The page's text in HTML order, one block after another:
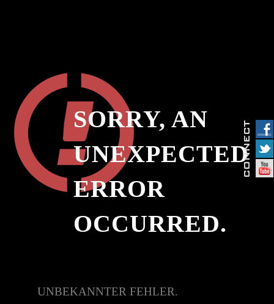
SORRY, AN
UNEXPECTED
ERROR
OCCURRED.
UNBEKANNTER FEHLER.